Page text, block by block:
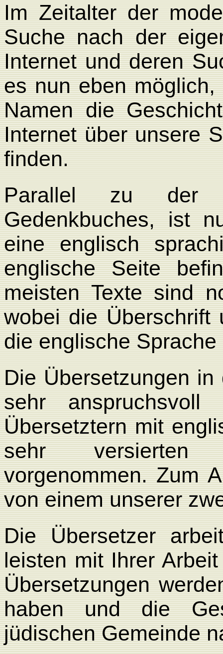
Im Zeitalter der
Suche nach der
Internet und deren
es nun eben
Namen die
Internet über unsere
finden.
Parallel zu der
Gedenkbuches, ist
eine englisch
englische Seite
meisten Texte sind
wobei die Überschrift
die englische
Die Übersetzungen
sehr
Übersetztern mit
sehr versierten
vorgenommen. Zum
von einem unserer
Die Übersetzer
leisten mit Ihrer
Übersetzungen
haben und die
jüdischen Gemeinde